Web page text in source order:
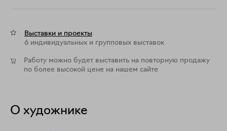
Выставки и проекты
6 индивидуальных и групповых выставок
Работу можно будет выставить на повторную продажу
по более высокой цене на нашем сайте
О художнике